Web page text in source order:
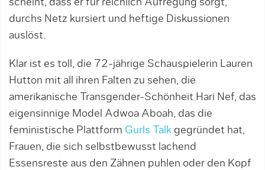
scheint, dass er für reichlich Aufregung sorgt,
durchs Netz kursiert und heftige Diskussionen
auslöst.
Klar ist es toll, die 72-jährige Schauspielerin Lauren
Hutton mit all ihren Falten zu sehen, die
amerikanische Transgender-Schönheit Hari Nef, das
eigensinnige Model Adwoa Aboah, das die
feministische Plattform Gurls Talk gegründet hat,
Frauen, die sich selbstbewusst lachend
Essensreste aus den Zähnen puhlen oder den Kopf